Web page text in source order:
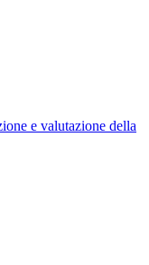
e valutazione della